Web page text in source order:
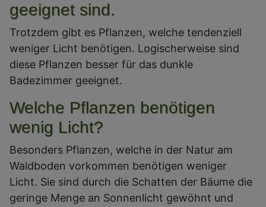
geeignet sind.
Trotzdem gibt es Pflanzen, welche tendenziell
weniger Licht benötigen. Logischerweise sind
diese Pflanzen besser für das dunkle
Badezimmer geeignet.
Welche Pflanzen benötigen
wenig Licht?
Besonders Pflanzen, welche in der Natur am
Waldboden vorkommen benötigen weniger
Licht. Sie sind durch die Schatten der Bäume die
geringe Menge an Sonnenlicht gewöhnt und